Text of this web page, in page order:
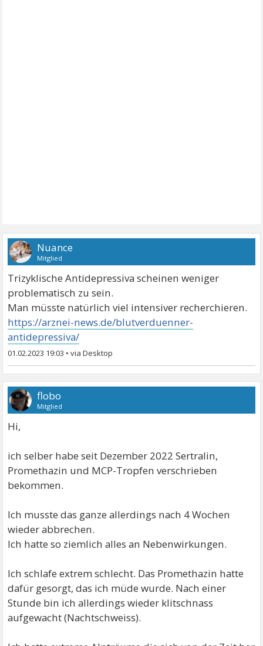
Nuance
Mitglied
Trizyklische Antidepressiva scheinen weniger
problematisch zu sein.
Man müsste natürlich viel intensiver recherchieren.
https://arznei-news.de/blutverduenner-
antidepressiva/
01.02.2023 19:03 •
flobo
Mitglied
Hi,
ich selber habe seit Dezember 2022 Sertralin,
Promethazin und MCP-Tropfen verschrieben
bekommen.
Ich musste das ganze allerdings nach 4 Wochen
wieder abbrechen.
Ich hatte so ziemlich alles an Nebenwirkungen.
Ich schlafe extrem schlecht. Das Promethazin hatte
dafür gesorgt, das ich müde wurde. Nach einer
Stunde bin ich allerdings wieder klitschnass
aufgewacht (Nachtschweiss).